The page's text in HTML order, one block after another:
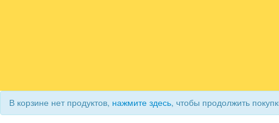
В корзине нет продуктов, нажмите здесь, чтобы продолжить